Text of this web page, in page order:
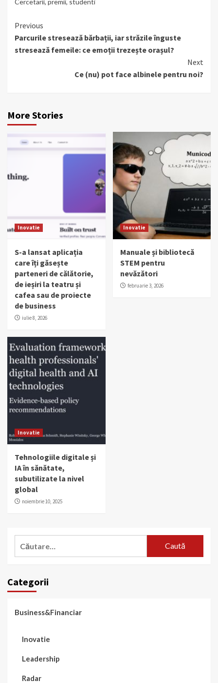
Continue
Reading
Previous
Parcurile stresează bărbații, iar străzile înguste
stresează femeile: ce emoții trezește orașul?
Next
Ce (nu) pot face albinele pentru noi?
More Stories
Inovatie
S-a lansat aplicația
care îți găsește
parteneri de călătorie,
de ieșiri la teatru și
cafea sau de proiecte
de business
iulie 8, 2026
Inovatie
Manuale și bibliotecă
STEM pentru
nevăzători
februarie 3, 2026
Inovatie
Tehnologiile digitale și
IA în sănătate,
subutilizate la nivel
global
noiembrie 10, 2025
Categorii
Business&Financiar
Inovatie
Leadership
Radar